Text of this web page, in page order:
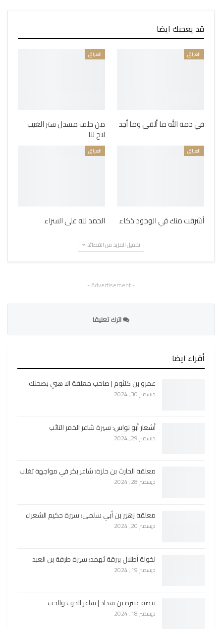
قد يعجبك ايضا
العراق
في ذمة الله ما ألقى وما أجد
العراق
من خلف مسدل ستر الغيب
لاح لنا
العراق
أشرقت منك في الوجود ذكاء
العراق
الحمد لله على السراء
تحميل المزيد من القصائد
- Advertisement -
اترك تعليقا
أقراء ايضا
عمرو بن كلثوم | صاحب معلقة الا هبي بصحنك
ديسمبر 30, 2024
أشعار أبو نواس: سيرة شاعر الخمر التائب
ديسمبر 29, 2024
معلقة الحارث بن حلزة: شاعر بكر في مواجهة تغلب
ديسمبر 28, 2024
معلقة زهير بن أبي سلمى: سيرة حكيم الشعراء
ديسمبر 20, 2024
لخولة أطلال ببرقة ثهمد: سيرة طرفة بن العبد
ديسمبر 19, 2024
قصة عنترة بن شداد | شاعر الحرب والحب
ديسمبر 18, 2024